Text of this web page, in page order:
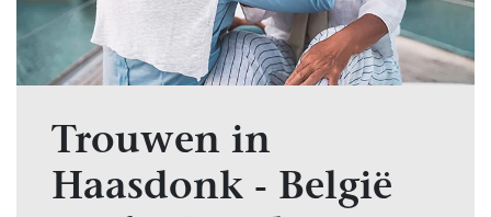
Trouwen in
Haasdonk - België